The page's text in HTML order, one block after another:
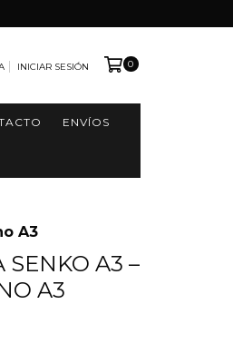
INICIAR SESIÓN 0
ENVÍOS
A3
SENKO A3 –
A3